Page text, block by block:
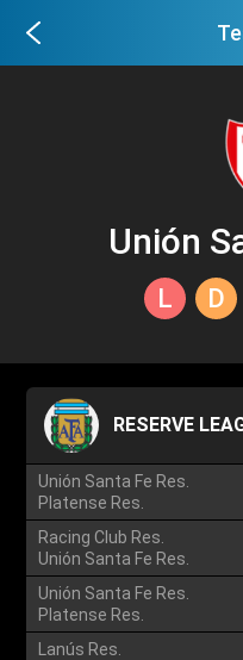
Unión
L D
RESERVE
Unión Santa Fe Res.
Platense Res.
Racing Club Res.
Unión Santa Fe Res.
Unión Santa Fe Res.
Platense Res.
Lanús Res.